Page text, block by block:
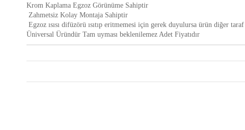
Krom Kaplama Egzoz Görünüme Sahiptir
Zahmetsiz Kolay Montaja Sahiptir
Egzoz ısısı difüzörü ısıtıp eritmemesi için gerek duyulursa ürün diğer
Üniversal Üründür Tam uyması beklenilemez Adet Fiyatıdır